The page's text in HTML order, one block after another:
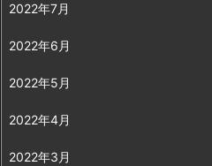
2022年7月
2022年6月
2022年5月
2022年4月
2022年3月